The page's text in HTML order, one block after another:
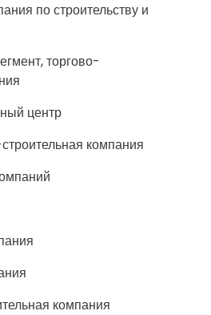
по строительству и
торгово-
центр
компания
компания